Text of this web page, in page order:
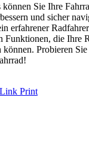
Sie Ihre
und sicher
erfahrener
Funktionen, die Ihre
können. Probieren
Print